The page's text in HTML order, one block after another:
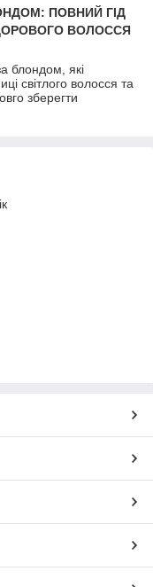
ПОВНИЙ ГІД
ВОЛОССЯ
блондом, які
світлого волосся та
зберегти